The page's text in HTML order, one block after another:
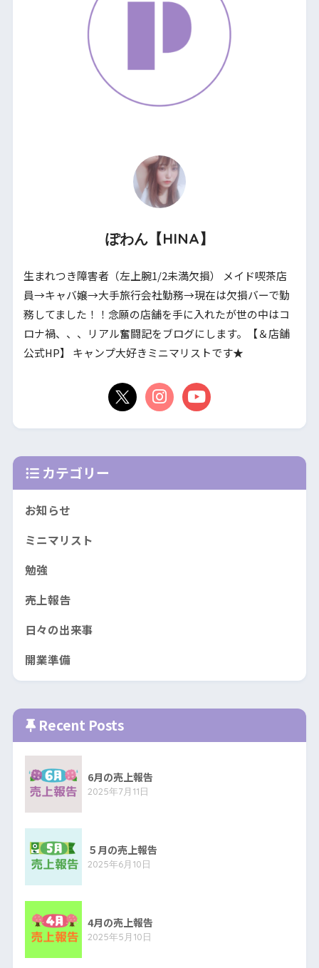
ぽわん【HINA】
生まれつき障害者（左上腕1/2未満欠損） メイド喫茶店
員→キャバ嬢→大手旅行会社勤務→現在は欠損バーで勤
務してました！！念願の店舗を手に入れたが世の中はコ
ロナ禍、、、リアル奮闘記をブログにします。【＆店舗
公式HP】 キャンプ大好きミニマリストです★
カテゴリー
お知らせ
ミニマリスト
勉強
売上報告
日々の出来事
開業準備
Recent Posts
6月の売上報告
2025年7月11日
５月の売上報告
2025年6月10日
4月の売上報告
2025年5月10日